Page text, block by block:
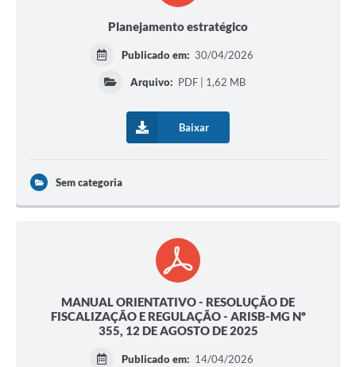
Planejamento estratégico
Publicado em: 30/04/2026
Arquivo: PDF | 1,62 MB
Baixar
Sem categoria
MANUAL ORIENTATIVO - RESOLUÇÃO DE
FISCALIZAÇÃO E REGULAÇÃO - ARISB-MG Nº
355, 12 DE AGOSTO DE 2025
Publicado em: 14/04/2026